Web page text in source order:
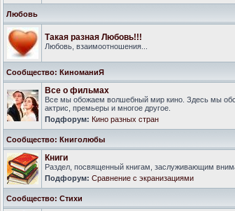
Любовь
Такая разная Любовь!!!
Любовь, взаимоотношения...
Сообщество: КиноманиЯ
Все о фильмах
Все мы обожаем волшебный мир кино. Здесь мы
актрис, премьеры и многое другое.
Подфорум: Кино разных стран
Сообщество: Книголюбы
Книги
Раздел, посвященный книгам, заслуживающим
Подфорум: Сравнение с экранизациями
Сообщество: Стихи